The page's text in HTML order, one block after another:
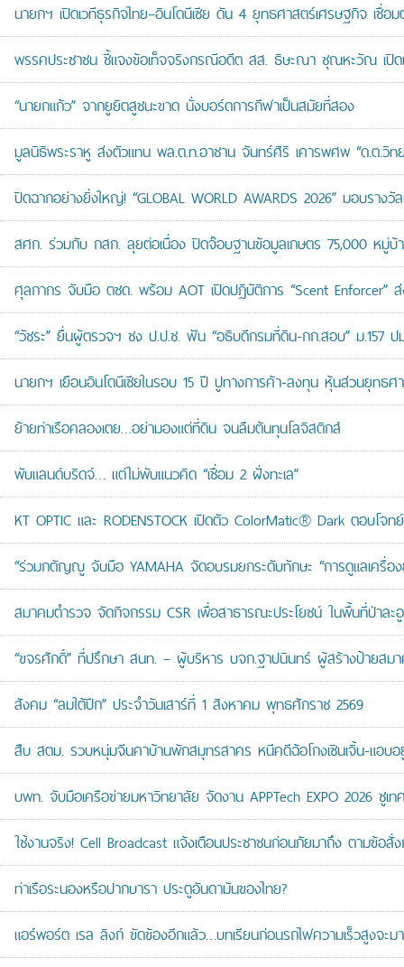
นายกฯ เปิดเวทีธุรกิจไทย–อินโดนีเซีย ดัน 4 ยุทธศาสตร์เศรษฐกิจ เ
พรรคประชาชน ชี้แจงข้อเท็จจริงกรณีอดีต สส. ธิษะณา ชุณหะวัณ เปิด
“นายกแก้ว” จากยูยิตสูชนะขาด นั่งบอร์ดการกีฬาเป็นสมัยที่สอง
มูลนิธิพระราหู ส่งตัวแทน พล.ต.ท.อาชาน จันทร์ศิริ เคารพศพ “ด.ต.วิท
ปิดฉากอย่างยิ่งใหญ่! “GLOBAL WORLD AWARDS 2026” มอบรา
สศก. ร่วมกับ กสก. ลุยต่อเนื่อง ปิดจ๊อบฐานข้อมูลเกษตร 75,000 หมู่
ศุลกากร จับมือ ตชด. พร้อม AOT เปิดปฏิบัติการ “Scent Enforcer”
“วัชระ” ยื่นผู้ตรวจฯ ชง ป.ป.ช. ฟัน “อธิบดีกรมที่ดิน-กก.สอบ” ม.157 ป
นายกฯ เยือนอินโดนีเซียในรอบ 15 ปี ปูทางการค้า-ลงทุน หุ้นส่วนยุทธศ
ย้ายท่าเรือคลองเตย…อย่ามองแต่ที่ดิน จนลืมต้นทุนโลจิสติกส์
พับแลนด์บริดจ์… แต่ไม่พับแนวคิด “เชื่อม 2 ฝั่งทะเล”
KT OPTIC และ RODENSTOCK เปิดตัว ColorMatic® Dark ตอบโจ
“ร่วมกตัญญู จับมือ YAMAHA จัดอบรมยกระดับทักษะ “การดูแลเครื่อ
สมาคมตำรวจ จัดกิจกรรม CSR เพื่อสาธารณะประโยชน์ ในพื้นที่ป่าละอู
“ขจรศักดิ์” ที่ปรึกษา สนท. – ผู้บริหาร บจก.ฐาปนินทร์ ผู้สร้างป้ายสม
สังคม “ลมใต้ปีก” ประจำวันเสาร์ที่ 1 สิงหาคม พุทธศักราช 2569
สืบ สตม. รวบหนุ่มจีนคาบ้านพักสมุทรสาคร หนีคดีฉ้อโกงเซินเจิ้น-แอบอ
บพท. จับมือเครือข่ายมหาวิทยาลัย จัดงาน APPTech EXPO 2026 ชูเ
ใช้งานจริง! Cell Broadcast แจ้งเตือนประชาชนก่อนภัยมาถึง ตามข้อสั่
ท่าเรือระนองหรือปากบารา ประตูอันดามันของไทย?
แอร์พอร์ต เรล ลิงก์ ขัดข้องอีกแล้ว…บทเรียนก่อนรถไฟความเร็วสูงจะม